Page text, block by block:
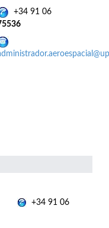
+34 91 06
+34 91 06